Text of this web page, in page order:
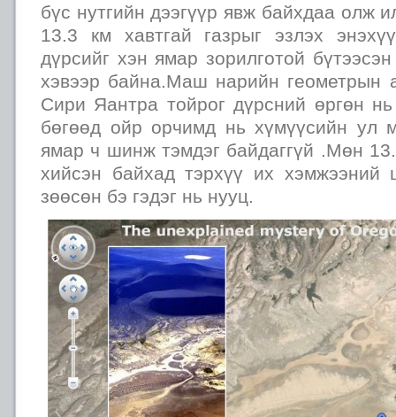
бүс нутгийн дээгүүр явж байхдаа олж
13.3 км хавтгай газрыг эзлэх
дүрсийг хэн ямар зорилготой
хэвээр байна.Маш нарийн геометрын
Сири Яантра тойрог дүрсний өргөн
бөгөөд ойр орчимд нь хүмүүсийн ул
ямар ч шинж тэмдэг байдаггүй .Мөн
хийсэн байхад тэрхүү их
зөөсөн бэ гэдэг нь нууц.